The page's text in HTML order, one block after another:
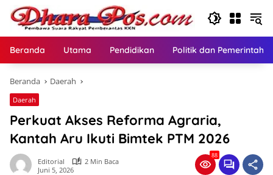
Langsung
konten
Beranda Utama Pendidikan Politik dan
Beranda Daerah
Daerah
Perkuat Akses Reforma Agraria,
Kantah Aru Ikuti Bimtek PTM 2026
Editorial
2 Min Baca
Juni 5, 2026
88